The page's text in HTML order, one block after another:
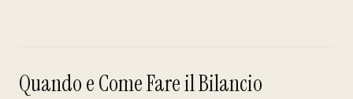
Quando e Come Fare il Bilancio